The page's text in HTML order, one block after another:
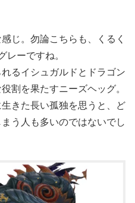
じ。勿論こちらも、くるく
レーですね。
るイシュガルドとドラゴン
割を果たすニーズヘッグ。
きた長い孤独を思うと、ど
う人も多いのではないでし